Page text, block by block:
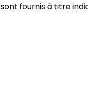
sont fournis à titre